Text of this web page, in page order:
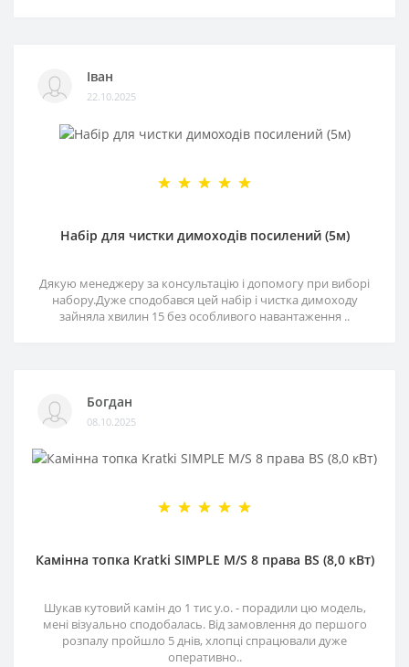
Іван
22.10.2025
Набір для чистки димоходів посилений (5м)
Дякую менеджеру за консультацію і допомогу при виборі
набору.Дуже сподобався цей набір і чистка димоходу
зайняла хвилин 15 без особливого навантаження ..
Богдан
08.10.2025
Камінна топка Kratki SIMPLE M/S 8 права BS (8,0 кВт)
Шукав кутовий камін до 1 тис у.о. - порадили цю модель,
мені візуально сподобалась. Від замовлення до першого
розпалу пройшло 5 днів, хлопці спрацювали дуже
оперативно..